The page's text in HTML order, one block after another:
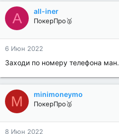
A all-iner
ПокерПро🥈
6 Июн 2022
Заходи по номеру телефона ман.
M minimoneymo
ПокерПро🥈
8 Июн 2022